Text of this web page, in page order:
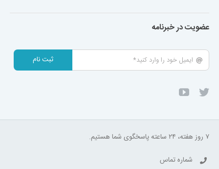
عضویت در خبرنامه
ثبت نام
۷ روز هفته، ۲۴ ساعته پاسخگوی شما هستیم.
شماره تماس